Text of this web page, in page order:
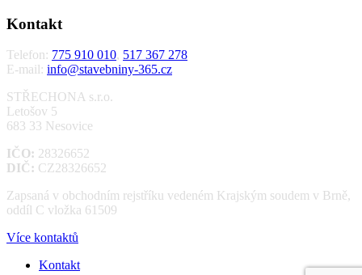
Kontakt
Telefon: 775 910 010, 517 367 278
E-mail: info@stavebniny-365.cz
STŘECHONA s.r.o.
Letošov 5
683 33 Nesovice
IČO: 28326652
DIČ: CZ28326652
Zapsaná v obchodním rejstříku vedeném Krajským soudem v Brně,
oddíl C vložka 61509
Více kontaktů
Kontakt